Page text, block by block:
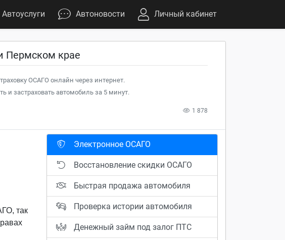
Автоуслуги Автоновости Личный кабинет
Пермском крае
ОСАГО онлайн через интернет.
и застраховать автомобиль за 5 минут.
1 878
так
Электронное ОСАГО
Восстановление скидки ОСАГО
Быстрая продажа автомобиля
Проверка истории автомобиля
Денежный займ под залог ПТС